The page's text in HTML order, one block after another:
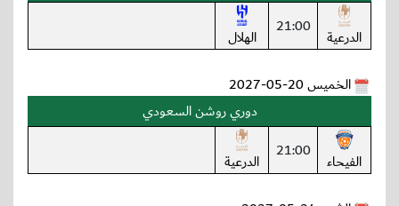
الدرعية 21:00 الهلال
الخميس 20-05-2027
دوري روشن السعودي
الفيحاء 21:00 الدرعية